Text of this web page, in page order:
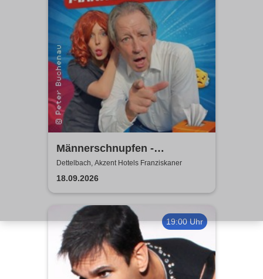
Männerschnupfen -
Buchenau Comedy Tour
Dettelbach, Akzent Hotels Franziskaner
18.09.2026
19:00 Uhr